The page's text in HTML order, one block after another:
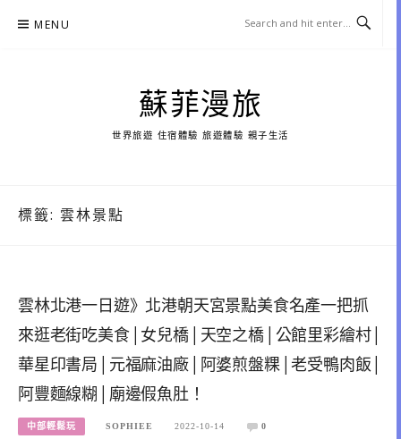
MENU
蘇菲漫旅
世界旅遊 住宿體驗 旅遊體驗 親子生活
標籤: 雲林景點
雲林北港一日遊》北港朝天宮景點美食名產一把抓
來逛老街吃美食│女兒橋│天空之橋│公館里彩繪村│
華星印書局│元福麻油廠│阿婆煎盤粿│老受鴨肉飯│
阿豐麵線糊│廟邊假魚肚！
中部輕鬆玩 SOPHIEE 2022-10-14 0